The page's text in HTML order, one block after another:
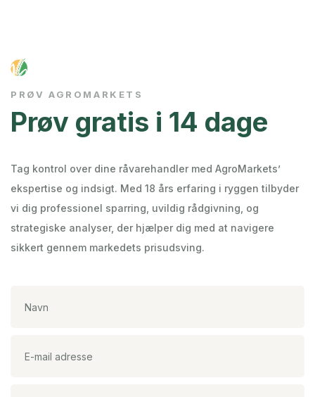
PRØV AGROMARKETS
Prøv gratis i 14 dage
Tag kontrol over dine råvarehandler med AgroMarkets’
ekspertise og indsigt. Med 18 års erfaring i ryggen tilbyder
vi dig professionel sparring, uvildig rådgivning, og
strategiske analyser, der hjælper dig med at navigere
sikkert gennem markedets prisudsving.